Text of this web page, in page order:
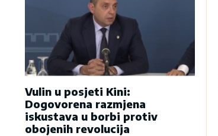
Vulin u posjeti Kini:
Dogovorena razmjena
iskustava u borbi protiv
obojenih revolucija